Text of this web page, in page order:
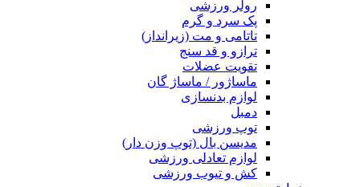
رولر ورزشی
پک سرد و گرم
تاتامی و مت (زیرانداز)
ترازو و قد سنج
تقویت عضلات
ماساژور / ماساژ گان
لوازم بدنسازی
دمبل
توپ ورزشی
مدیسن بال (توپ وزن دار)
لوازم تعادلی ورزشی
کش و تیوب ورزشی